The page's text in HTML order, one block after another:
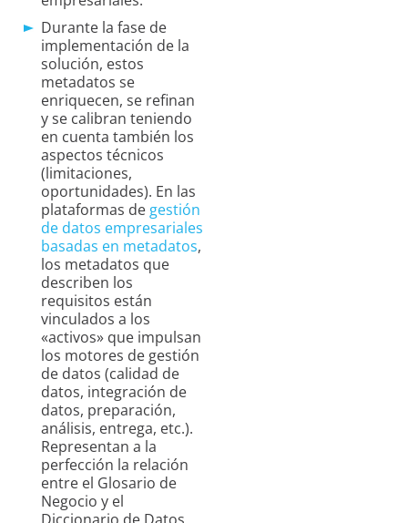
Durante la fase de
implementación de la
solución, estos
metadatos se
enriquecen, se refinan
y se calibran teniendo
en cuenta también los
aspectos técnicos
(limitaciones,
oportunidades). En las
plataformas de gestión
de datos empresariales
basadas en metadatos,
los metadatos que
describen los
requisitos están
vinculados a los
«activos» que impulsan
los motores de gestión
de datos (calidad de
datos, integración de
datos, preparación,
análisis, entrega, etc.).
Representan a la
perfección la relación
entre el Glosario de
Negocio y el